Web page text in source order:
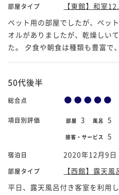
部屋タイプ
【東館】和室
ペット用の部屋でしたが、ペッ
オルがありましたが、乾燥しい
た。 夕食や朝食は種類も豊富で
50代後半
総合点
項目別評価 部屋 3 風呂 5
接客・サービス 5
宿泊日 2020年12月9日
部屋タイプ
【西館】露天風
平日、露天風呂付き客室を利用